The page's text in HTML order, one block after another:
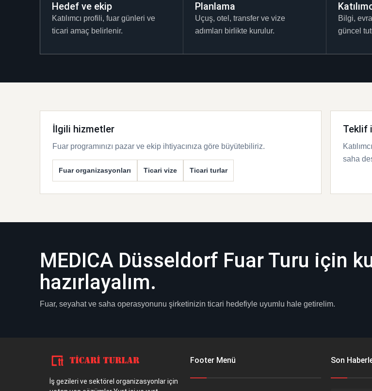
Hedef ve ekip
Katılımcı profili, fuar günleri ve
ticari amaç belirlenir.
Planlama
Uçuş, otel, transfer ve vize
adımları birlikte kurulur.
Bilgi,
güncel
İlgili hizmetler
Fuar programınızı pazar ve ekip ihtiyacınıza göre büyütebiliriz.
Fuar organizasyonları Ticari vize Ticari turlar
Teklif
saha
MEDICA Düsseldorf Fuar Turu için
hazırlayalım.
Fuar, seyahat ve saha operasyonunu şirketinizin ticari hedefiyle uyumlu hale getirelim.
İş gezileri ve sektörel organizasyonlar için
Footer Menü Son